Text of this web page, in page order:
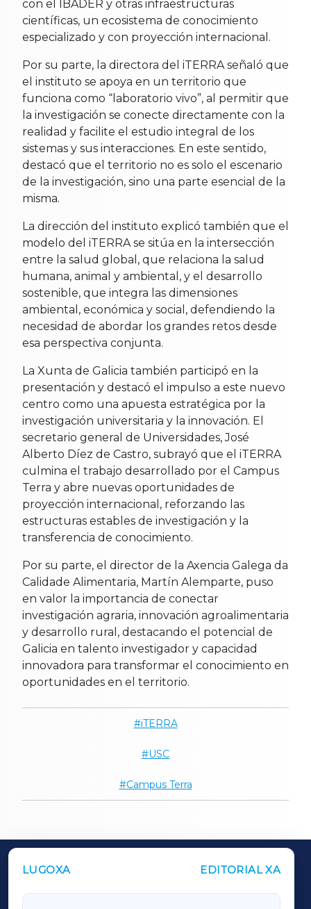
con el IBADER y otras infraestructuras
científicas, un ecosistema de conocimiento
especializado y con proyección internacional.
Por su parte, la directora del iTERRA señaló que
el instituto se apoya en un territorio que
funciona como “laboratorio vivo”, al permitir que
la investigación se conecte directamente con la
realidad y facilite el estudio integral de los
sistemas y sus interacciones. En este sentido,
destacó que el territorio no es solo el escenario
de la investigación, sino una parte esencial de la
misma.
La dirección del instituto explicó también que el
modelo del iTERRA se sitúa en la intersección
entre la salud global, que relaciona la salud
humana, animal y ambiental, y el desarrollo
sostenible, que integra las dimensiones
ambiental, económica y social, defendiendo la
necesidad de abordar los grandes retos desde
esa perspectiva conjunta.
La Xunta de Galicia también participó en la
presentación y destacó el impulso a este nuevo
centro como una apuesta estratégica por la
investigación universitaria y la innovación. El
secretario general de Universidades, José
Alberto Díez de Castro, subrayó que el iTERRA
culmina el trabajo desarrollado por el Campus
Terra y abre nuevas oportunidades de
proyección internacional, reforzando las
estructuras estables de investigación y la
transferencia de conocimiento.
Por su parte, el director de la Axencia Galega da
Calidade Alimentaria, Martín Alemparte, puso
en valor la importancia de conectar
investigación agraria, innovación agroalimentaria
y desarrollo rural, destacando el potencial de
Galicia en talento investigador y capacidad
innovadora para transformar el conocimiento en
oportunidades en el territorio.
iTERRA
USC
Campus Terra
LUGOXA EDITORIAL XA
OUTROS PERIÓDICOS